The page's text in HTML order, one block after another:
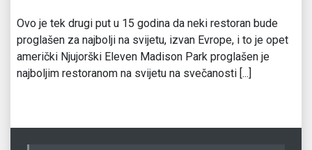
Ovo je tek drugi put u 15 godina da neki restoran bude
proglašen za najbolji na svijetu, izvan Evrope, i to je opet
američki Njujorški Eleven Madison Park proglašen je
najboljim restoranom na svijetu na svečanosti [...]